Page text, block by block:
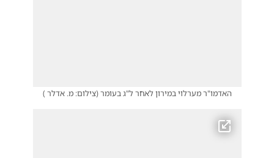
האדמו"ר מערלוי במירון לאחר ל"ג בעומר(צילום: מ. אדלר )